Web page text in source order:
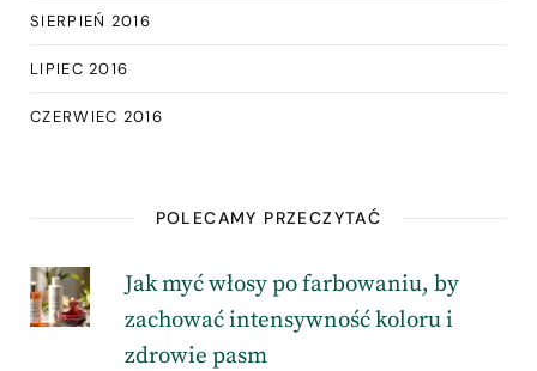
SIERPIEŃ 2016
LIPIEC 2016
CZERWIEC 2016
POLECAMY PRZECZYTAĆ
Jak myć włosy po farbowaniu, by
zachować intensywność koloru i
zdrowie pasm